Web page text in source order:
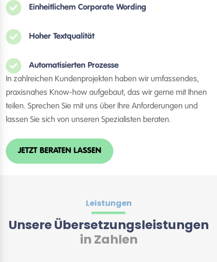
Einheitlichem Corporate Wording
Hoher Textqualität
Automatisierten Prozesse
In zahlreichen Kundenprojekten haben wir umfassendes,
praxisnahes Know-how aufgebaut, das wir gerne mit Ihnen
teilen. Sprechen Sie mit uns über Ihre Anforderungen und
lassen Sie sich von unseren Spezialisten beraten.
JETZT BERATEN LASSEN
Leistungen
Unsere Übersetzungsleistungen
in Zahlen